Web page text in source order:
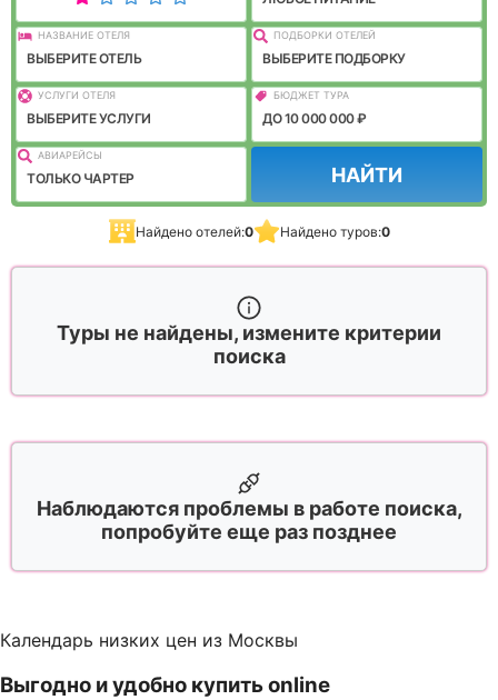
НАЗВАНИЕ ОТЕЛЯ
ВЫБЕРИТЕ ОТЕЛЬ
ПОДБОРКИ ОТЕЛЕЙ
ВЫБЕРИТЕ ПОДБОРКУ
УСЛУГИ ОТЕЛЯ
ВЫБЕРИТЕ УСЛУГИ
БЮДЖЕТ ТУРА
ДО 10 000 000 ₽
АВИАРЕЙСЫ
ТОЛЬКО ЧАРТЕР НАЙТИ
Найдено отелей:0 Найдено туров:0
Туры не найдены, измените критерии
поиска
Наблюдаются проблемы в работе поиска,
попробуйте еще раз позднее
Календарь низких цен из Москвы
Выгодно и удобно купить online